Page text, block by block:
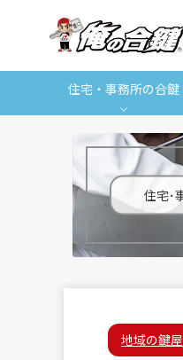
住宅・事務所の合鍵
住宅･
地域の鍵屋